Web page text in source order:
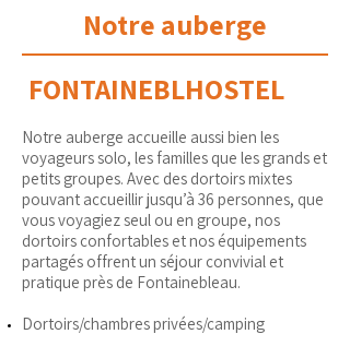
Notre auberge
FONTAINEBLHOSTEL
​Notre auberge accueille aussi bien les
voyageurs solo, les familles que les grands et
petits groupes. Avec des dortoirs mixtes
pouvant accueillir jusqu’à 36 personnes, que
vous voyagiez seul ou en groupe, nos
dortoirs confortables et nos équipements
partagés offrent un séjour convivial et
pratique près de Fontainebleau.
Dortoirs/chambres privées/camping